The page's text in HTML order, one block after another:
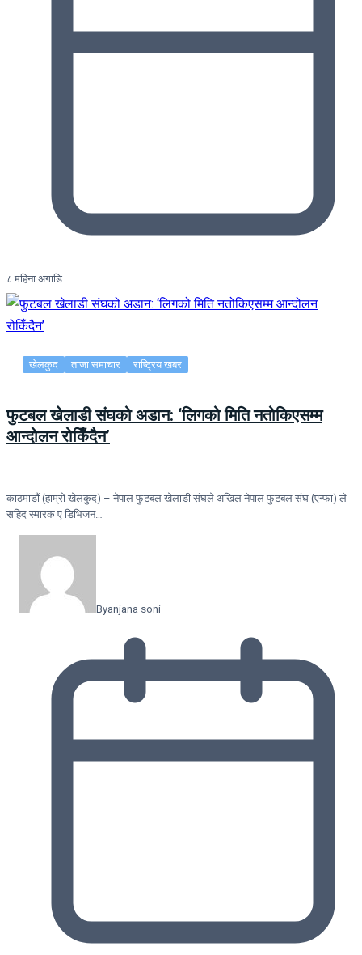
८ महिना अगाडि
खेलकुद ताजा समाचार राष्ट्रिय खबर
फुटबल खेलाडी संघको अडान: ‘लिगको मिति नतोकिएसम्म
आन्दोलन रोकिँदैन’
काठमाडौं (हाम्रो खेलकुद) – नेपाल फुटबल खेलाडी संघले अखिल नेपाल फुटबल संघ (एन्फा) ले
सहिद स्मारक ए डिभिजन…
Byanjana soni